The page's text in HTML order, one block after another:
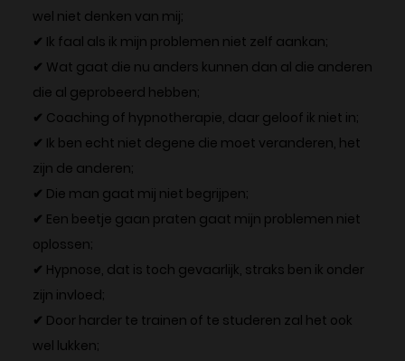
wel niet denken van mij;
✔ Ik faal als ik mijn problemen niet zelf aankan;
✔ Wat gaat die nu anders kunnen dan al die anderen
die al geprobeerd hebben;
✔ Coaching of hypnotherapie, daar geloof ik niet in;
✔ Ik ben echt niet degene die moet veranderen, het
zijn de anderen;
✔ Die man gaat mij niet begrijpen;
✔ Een beetje gaan praten gaat mijn problemen niet
oplossen;
✔ Hypnose, dat is toch gevaarlijk, straks ben ik onder
zijn invloed;
✔ Door harder te trainen of te studeren zal het ook
wel lukken;